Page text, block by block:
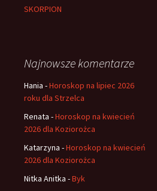
SKORPION
Najnowsze komentarze
Hania -Horoskop na lipiec 2026
roku dla Strzelca
Renata -Horoskop na kwiecień
2026 dla Koziorożca
Katarzyna -Horoskop na kwiecień
2026 dla Koziorożca
Nitka Anitka -Byk